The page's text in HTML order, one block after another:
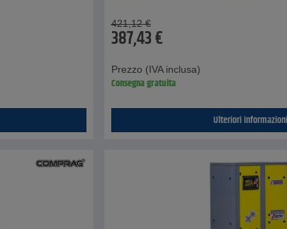
421,12 €
387,43€
Prezzo (IVA inclusa)
Consegna gratuita
Ulteriori informazioni